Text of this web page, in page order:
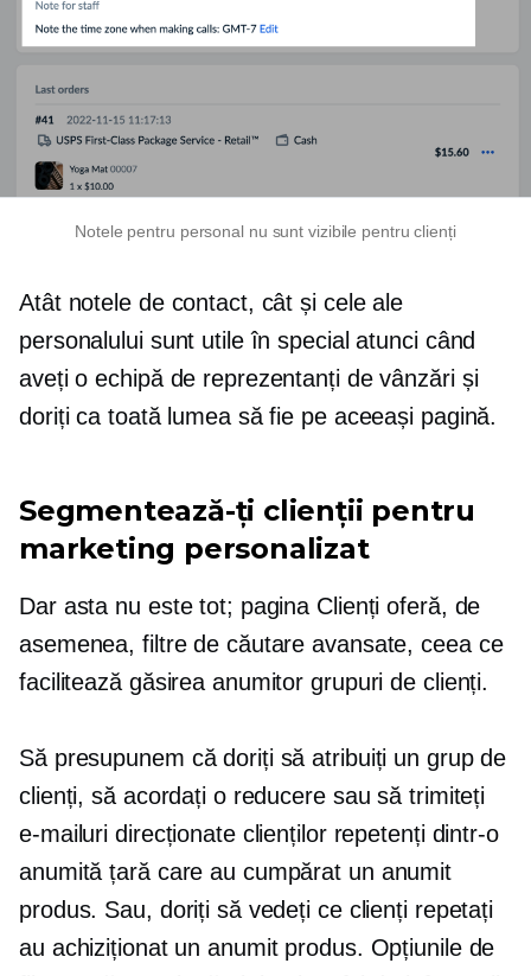
Notele pentru personal nu sunt vizibile pentru clienți
Atât notele de contact, cât și cele ale
personalului sunt utile în special atunci când
aveți o echipă de reprezentanți de vânzări și
doriți ca toată lumea să fie pe aceeași pagină.
Segmentează-ți clienții pentru
marketing personalizat
Dar asta nu este tot; pagina Clienți oferă, de
asemenea, filtre de căutare avansate, ceea ce
facilitează găsirea anumitor grupuri de clienți.
Să presupunem că doriți să atribuiți un grup de
clienți, să acordați o reducere sau să trimiteți
e-mailuri direcționate clienților repetenți dintr-o
anumită țară care au cumpărat un anumit
produs. Sau, doriți să vedeți ce clienți repetați
au achiziționat un anumit produs. Opțiunile de